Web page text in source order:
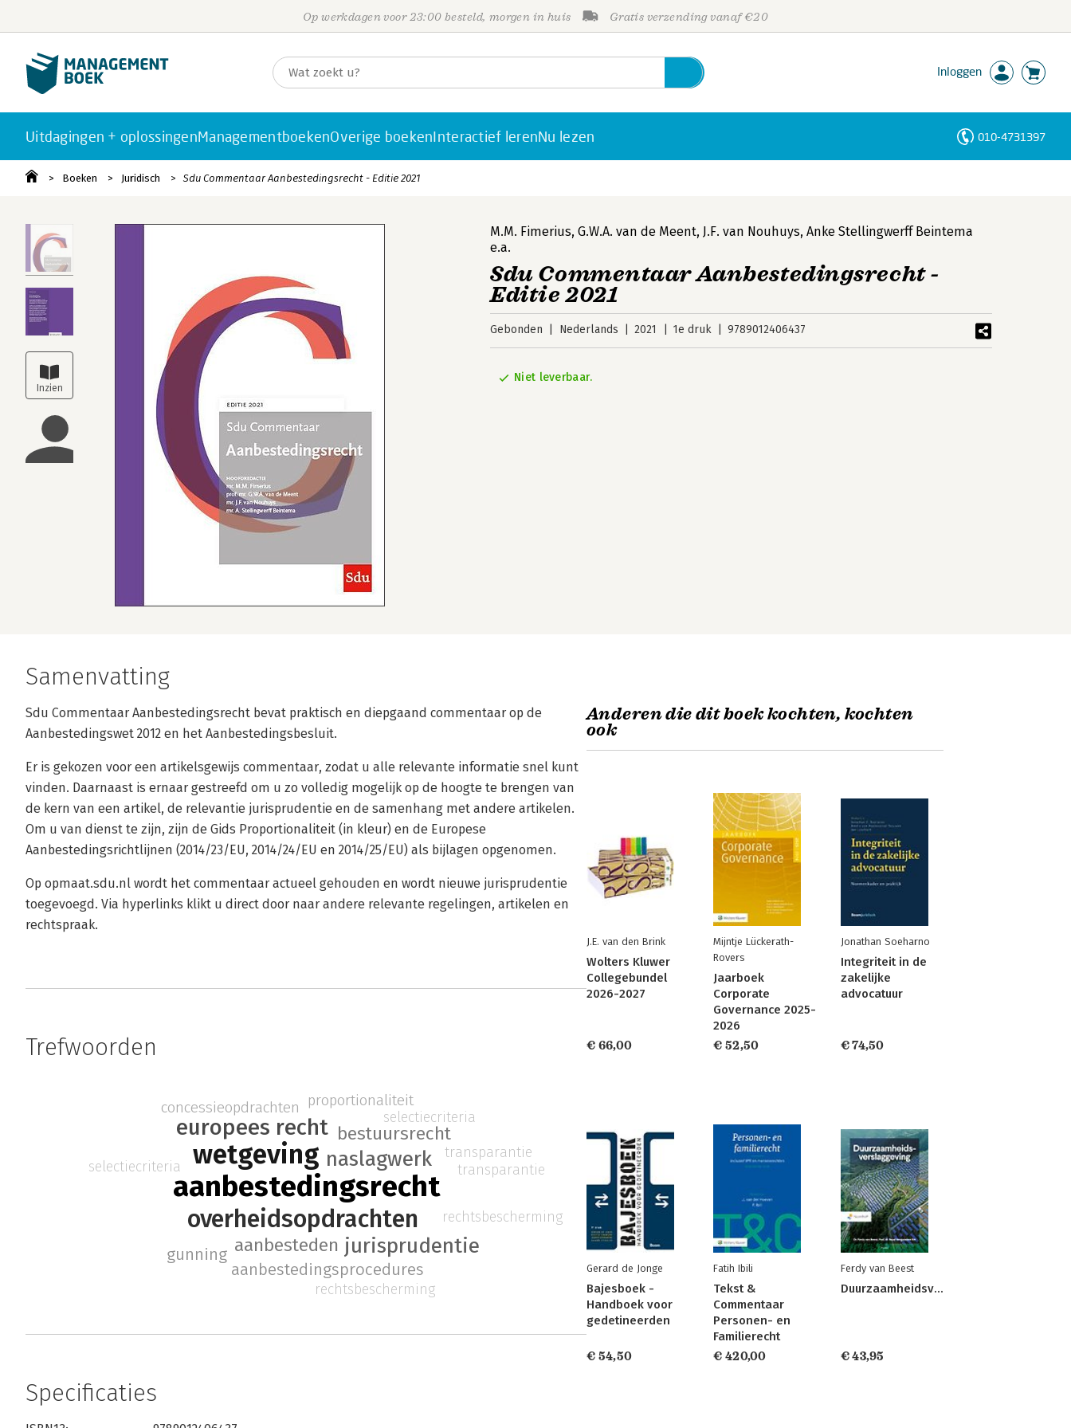
Op werkdagen voor 23:00 besteld, morgen in huis Gratis verzending vanaf €20
Inloggen
Uitdagingen + oplossingenManagementboekenOverige boekenInteractief lerenNu lezen 010-4731397
Boeken Juridisch Sdu Commentaar Aanbestedingsrecht - Editie 2021
M.M. Fimerius,G.W.A. van de Meent, J.F. van Nouhuys,Anke Stellingwerff Beintema
e.a.
Sdu Commentaar Aanbestedingsrecht -
Editie 2021
Gebonden Nederlands 2021 1e druk 9789012406437
Niet leverbaar.
Samenvatting
Sdu Commentaar Aanbestedingsrecht bevat praktisch en diepgaand commentaar op de
Aanbestedingswet 2012 en het Aanbestedingsbesluit.
Er is gekozen voor een artikelsgewijs commentaar, zodat u alle relevante informatie snel kunt
vinden. Daarnaast is ernaar gestreefd om u zo volledig mogelijk op de hoogte te brengen van
de kern van een artikel, de relevantie jurisprudentie en de samenhang met andere artikelen.
Om u van dienst te zijn, zijn de Gids Proportionaliteit (in kleur) en de Europese
Aanbestedingsrichtlijnen (2014/23/EU, 2014/24/EU en 2014/25/EU) als bijlagen opgenomen.
Op opmaat.sdu.nl wordt het commentaar actueel gehouden en wordt nieuwe jurisprudentie
toegevoegd. Via hyperlinks klikt u direct door naar andere relevante regelingen, artikelen en
rechtspraak.
Trefwoorden
aanbestedingsrecht
wetgeving
overheidsopdrachten
europees recht
naslagwerk
jurisprudentie
aanbesteden
bestuursrecht
aanbestedingsprocedures
gunning
concessieopdrachten proportionaliteit
selectiecriteria
transparantie
rechtsbescherming
selectiecriteria
transparantie
rechtsbescherming
Specificaties
Anderen die dit boek kochten, kochten
ook
J.E. van den Brink
Wolters Kluwer
Collegebundel
2026-2027
€ 66,00
Mijntje Lückerath-
Rovers
Jaarboek
Corporate
Governance 2025-
2026
€ 52,50
Jonathan Soeharno
Integriteit in de
zakelijke
advocatuur
€ 74,50
Gerard de Jonge
Bajesboek -
Handboek voor
gedetineerden
€ 54,50
Fatih Ibili
Tekst &
Commentaar
Personen- en
Familierecht
€ 420,00
Ferdy van Beest
Duurzaamheidsverslaggeving
€ 43,95
Personen